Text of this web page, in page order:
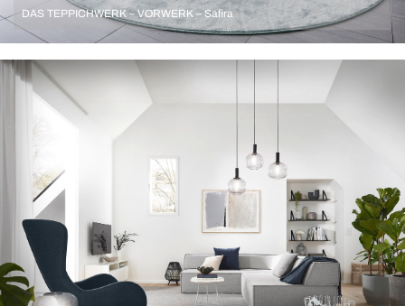
DAS TEPPICHWERK – VORWERK – Safira